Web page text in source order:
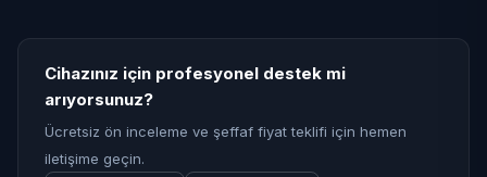
Cihazınız için profesyonel destek mi
arıyorsunuz?
Ücretsiz ön inceleme ve şeffaf fiyat teklifi için hemen
iletişime geçin.